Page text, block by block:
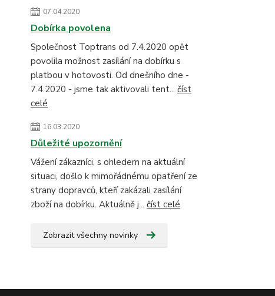
07.04.2020
Dobírka povolena
Společnost Toptrans od 7.4.2020 opět
povolila možnost zasílání na dobírku s
platbou v hotovosti. Od dnešního dne -
7.4.2020 - jsme tak aktivovali tent... číst
celé
16.03.2020
Důležité upozornění
Vážení zákazníci, s ohledem na aktuální
situaci, došlo k mimořádnému opatření ze
strany dopravců, kteří zakázali zasílání
zboží na dobírku. Aktuálně j... číst celé
Zobrazit všechny novinky